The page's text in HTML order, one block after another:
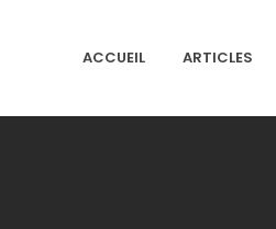
ACCUEIL ARTICLES